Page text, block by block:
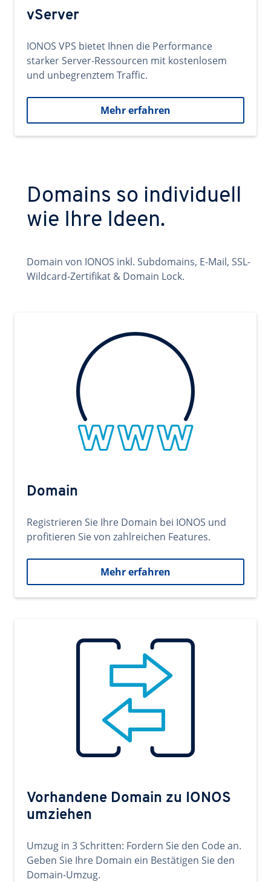
vServer
IONOS VPS bietet Ihnen die Performance
starker Server-Ressourcen mit kostenlosem
und unbegrenztem Traffic.
Mehr erfahren
Domains so individuell
wie Ihre Ideen.
Domain von IONOS inkl. Subdomains, E-Mail, SSL-
Wildcard-Zertifikat & Domain Lock.
Domain
Registrieren Sie Ihre Domain bei IONOS und
profitieren Sie von zahlreichen Features.
Mehr erfahren
Vorhandene Domain zu IONOS
umziehen
Umzug in 3 Schritten: Fordern Sie den Code an.
Geben Sie Ihre Domain ein Bestätigen Sie den
Domain-Umzug.